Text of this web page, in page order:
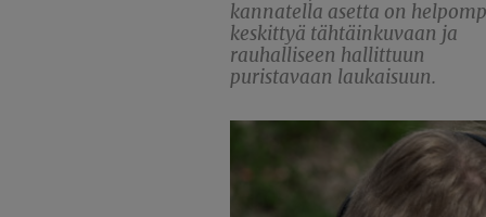
kannatella asetta on
keskittyä tähtäinkuvaan ja
rauhalliseen hallittuun
puristavaan laukaisuun.